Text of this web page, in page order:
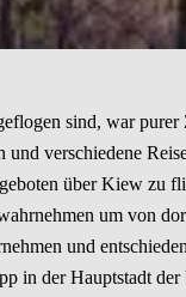
sind, war
und verschiedene
über Kiew zu
um von
und
in der Hauptstadt